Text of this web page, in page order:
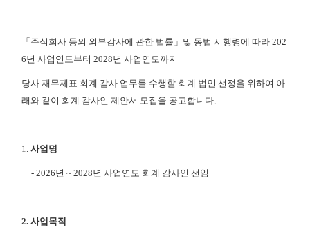
「주식회사 등의 외부감사에 관한 법률」및 동법 시행령에 따라 202
6년 사업연도부터 2028년 사업연도까지
당사 재무제표 회계 감사 업무를 수행할 회계 법인 선정을 위하여 아
래와 같이 회계 감사인 제안서 모집을 공고합니다.
1. 사업명
- 2026년 ~ 2028년 사업연도 회계 감사인 선임
2.사업목적